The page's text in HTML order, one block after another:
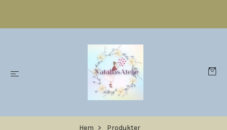
Hem
Produkter